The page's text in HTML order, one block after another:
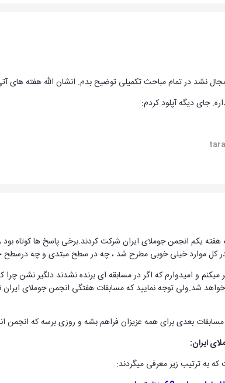
نشد در تمام مباحث تکمیلی توضیح بدم. انشان الله هفته های
هفته یکم انجمن جوملای ایران شرکت کردند.برخی پاسخ ها کوتاه
موارد خیلی خوبی مطرح شد ، چه در سطح مبتدی و چه درسطح
و امیدوارم که اگر در مسابقه ای برنده نشدند دلگیر نشن
خواهد شد.ولی توجه نمایید که مسابقات هفتگی انجمن جوملای
بعدی برای همه عزیزان فراهم بشه و روزی برسه که انجمن
ایران: